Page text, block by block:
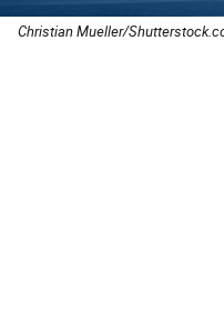
Christian Mueller/